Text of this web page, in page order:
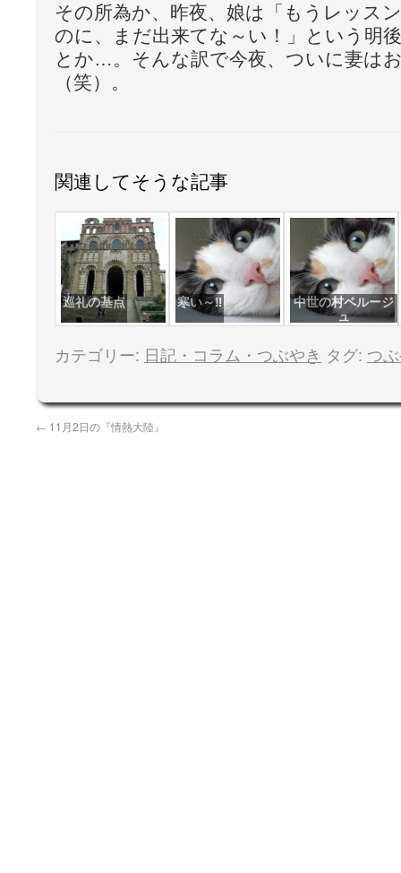
その所為か、昨夜、娘は「もうレッス
のに、まだ出来てな～い！」という明
とか…。そんな訳で今夜、ついに妻は
（笑）。
関連してそうな記事
巡礼の基点 寒い～‼
中世の村ペルージ
ュ
カテゴリー: 日記・コラム・つぶやき タグ: つ
← 11月2日の『情熱大陸』